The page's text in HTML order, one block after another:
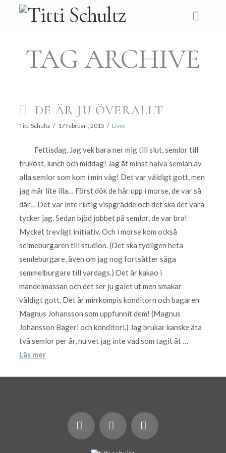
TAG ARCHIVE
DE ÄR JU ÖVERALLT
Titti Schultz 17 februari, 2015 Livet
Fettisdag. Jag vek bara ner mig till slut, semlor till
frukost, lunch och middag! Jag åt minst halva semlan av
alla semlor som kom i min väg! Det var väldigt gott, men
jag mår lite illa… Först dök de här upp i morse, de var så
där… Det var inte riktig vispgrädde och det ska det vara
tycker jag. Sedan bjöd jobbet på semlor, de var bra!
Mycket trevligt initiativ. Och i morse kom också
selmeburgaren till studion. (Det ska tydligen heta
semleburgare, även om jag nog fortsätter säga
semmelburgare till vardags.) Det är kakao i
mandelmassan och det ser ju galet ut men smakar
väldigt gott. Det är min kompis konditorn och bagaren
Magnus Johansson som uppfunnit dem! (Magnus
Johansson Bageri och konditori.) Jag brukar kanske äta
två semlor per år, nu vet jag inte vad som tagit åt …
Läs mer